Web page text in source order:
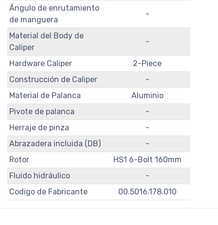
Ángulo de enrutamiento
de manguera
-
Material del Body de
Caliper
-
Hardware Caliper
2-Piece
Construcción de Caliper
-
Material de Palanca
Aluminio
Pivote de palanca
-
Herraje de pinza
-
Abrazadera incluida (DB)
-
Rotor
HS1 6-Bolt 160mm
Fluido hidráulico
-
Codigo de Fabricante
00.5016.178.010